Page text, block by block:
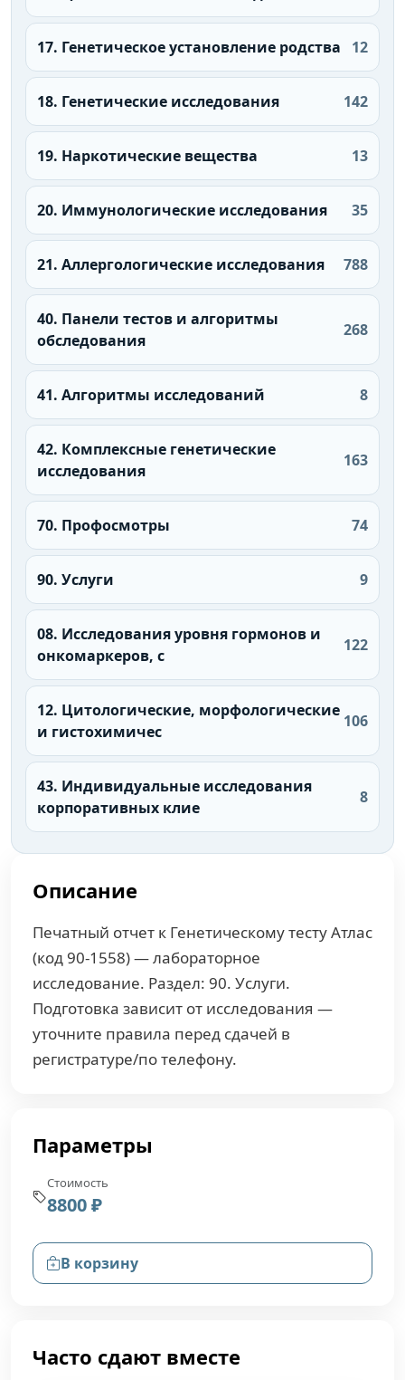
17. Генетическое установление родства 12
18. Генетические исследования 142
19. Наркотические вещества 13
20. Иммунологические исследования 35
21. Аллергологические исследования 788
40. Панели тестов и алгоритмы
обследования
268
41. Алгоритмы исследований 8
42. Комплексные генетические
исследования
163
70. Профосмотры 74
90. Услуги 9
08. Исследования уровня гормонов и
онкомаркеров, с
122
12. Цитологические, морфологические
и гистохимичес
106
43. Индивидуальные исследования
корпоративных клие
8
Описание
Печатный отчет к Генетическому тесту Атлас
(код 90-1558) — лабораторное
исследование. Раздел: 90. Услуги.
Подготовка зависит от исследования —
уточните правила перед сдачей в
регистратуре/по телефону.
Параметры
Стоимость
8800 ₽
В корзину
Часто сдают вместе